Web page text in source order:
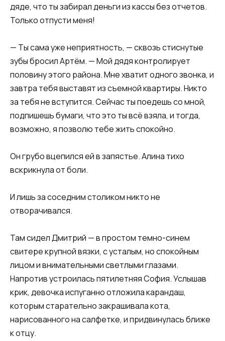
дяде, что ты забирал деньги из кассы без отчетов.
Только отпусти меня!
— Ты сама уже неприятность, — сквозь стиснутые
зубы бросил Артём. — Мой дядя контролирует
половину этого района. Мне хватит одного звонка, и
завтра тебя выставят из съемной квартиры. Никто
за тебя не вступится. Сейчас ты поедешь со мной,
подпишешь бумаги, что это ты всё взяла, и тогда,
возможно, я позволю тебе жить спокойно.
Он грубо вцепился ей в запястье. Алина тихо
вскрикнула от боли.
И лишь за соседним столиком никто не
отворачивался.
Там сидел Дмитрий — в простом темно-синем
свитере крупной вязки, с усталым, но спокойным
лицом и внимательными светлыми глазами.
Напротив устроилась пятилетняя София. Услышав
крик, девочка испуганно отложила карандаш,
которым старательно закрашивала кота,
нарисованного на салфетке, и придвинулась ближе
к отцу.